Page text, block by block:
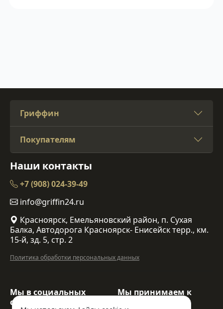
Гриффин
Покупателям
Наши контакты
+7 (908) 024-39-49
info@griffin24.ru
Красноярск, Емельяновский район, п. Сухая
Балка, Автодорога Красноярск- Енисейск терр., км.
15-й, зд. 5, стр. 2
Политика обработки персональных данных
Мы в социальных
сетях:
Мы принимаем к